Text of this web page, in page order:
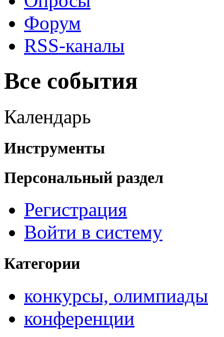
Форум
RSS-каналы
Все события
Календарь
Инструменты
Персональный раздел
Регистрация
Войти в систему
Категории
конкурсы, олимпиады
конференции